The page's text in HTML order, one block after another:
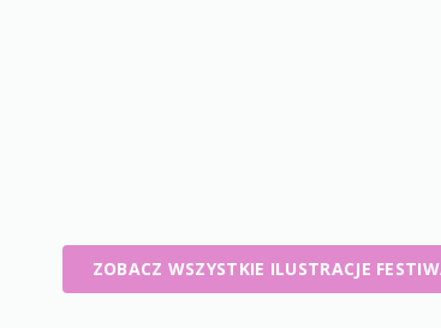
ZOBACZ WSZYSTKIE ILUSTRACJE